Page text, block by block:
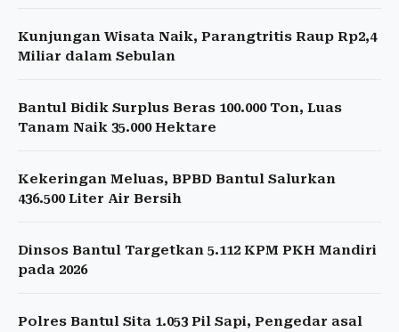
Kunjungan Wisata Naik, Parangtritis Raup Rp2,4
Miliar dalam Sebulan
Bantul Bidik Surplus Beras 100.000 Ton, Luas
Tanam Naik 35.000 Hektare
Kekeringan Meluas, BPBD Bantul Salurkan
436.500 Liter Air Bersih
Dinsos Bantul Targetkan 5.112 KPM PKH Mandiri
pada 2026
Polres Bantul Sita 1.053 Pil Sapi, Pengedar asal